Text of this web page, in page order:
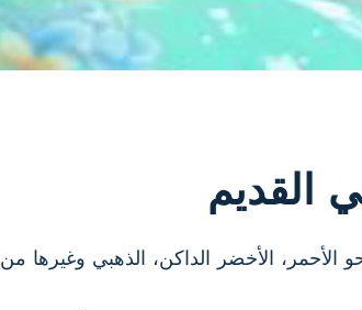
القديم
الأخضر الداكن، الذهبي وغيرها من